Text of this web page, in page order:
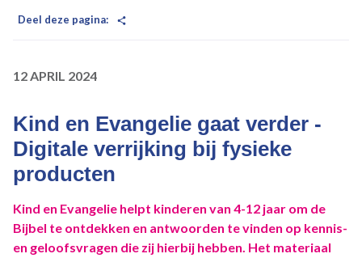
Deel deze pagina:
12APRIL 2024
Kind en Evangelie gaat verder -
Digitale verrijking bij fysieke
producten
Kind en Evangelie helpt kinderen van 4-12 jaar om de
Bijbel te ontdekken en antwoorden te vinden op kennis-
en geloofsvragen die zij hierbij hebben. Het materiaal